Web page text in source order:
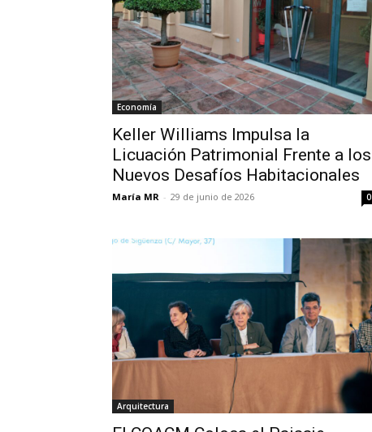
Economía
Keller Williams Impulsa la
Licuación Patrimonial Frente a los
Nuevos Desafíos Habitacionales
María MR - 29 de junio de 2026 0
Arquitectura